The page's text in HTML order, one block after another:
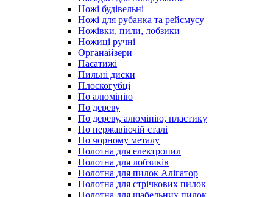
Ножі будівельні
Ножі для рубанка та рейсмусу
Ножівки, пили, лобзики
Ножиці ручні
Органайзери
Пасатижі
Пильні диски
Плоскогубці
По алюмінію
По дереву
По дереву, алюмінію, пластику
По нержавіючій сталі
По чорному металу
Полотна для електропил
Полотна для лобзиків
Полотна для пилок Алігатор
Полотна для стрічкових пилок
Полотна для шабельних пилок